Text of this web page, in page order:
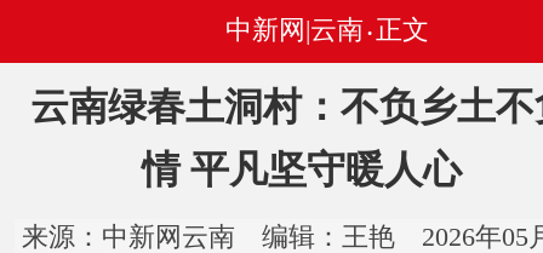
中新网|云南 • 正文
云南绿春土洞村：不负乡土不
情 平凡坚守暖人心
来源：中新网云南 编辑：王艳 2026年05